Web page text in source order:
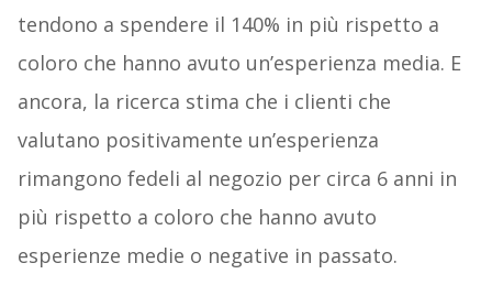
tendono a spendere il 140% in più rispetto a
coloro che hanno avuto un’esperienza media. E
ancora, la ricerca stima che i clienti che
valutano positivamente un’esperienza
rimangono fedeli al negozio per circa 6 anni in
più rispetto a coloro che hanno avuto
esperienze medie o negative in passato.